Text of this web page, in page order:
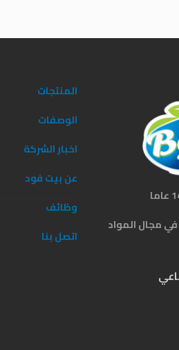
المنتجات
الوصفات
اخبار الشركة
عن بيت فود
وظائف
اتصل بنا
مجال المواد